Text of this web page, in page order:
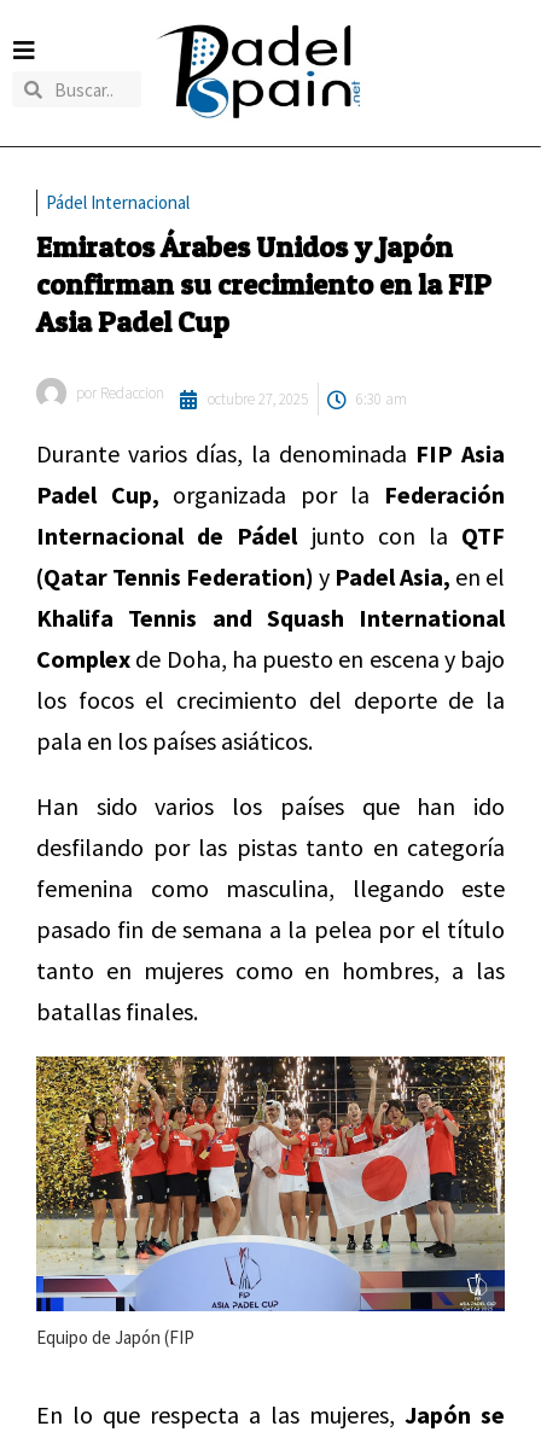
Pádel Internacional
Emiratos Árabes Unidos y Japón
confirman su crecimiento en la FIP
Asia Padel Cup
por Redaccion octubre 27, 2025 6:30 am
Durante varios días, la denominada FIP Asia
Padel Cup, organizada por la Federación
Internacional de Pádeljunto con la QTF
(Qatar Tennis Federation) y Padel Asia, en el
Khalifa Tennis and Squash International
Complex de Doha, ha puesto en escena y bajo
los focos el crecimiento del deporte de la
pala en los países asiáticos.
Han sido varios los países que han ido
desfilando por las pistas tanto en categoría
femenina como masculina, llegando este
pasado fin de semana a la pelea por el título
tanto en mujeres como en hombres, a las
batallas finales.
Equipo de Japón (FIP
En lo que respecta a las mujeres, Japón se